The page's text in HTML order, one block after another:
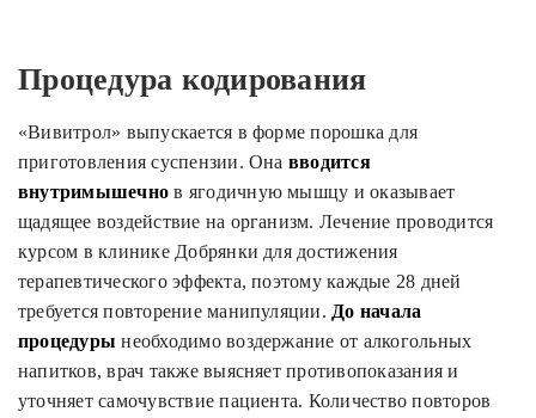
Процедура кодирования
«Вивитрол» выпускается в форме порошка для
приготовления суспензии. Она вводится
внутримышечно в ягодичную мышцу и оказывает
щадящее воздействие на организм. Лечение проводится
курсом в клинике Добрянки для достижения
терапевтического эффекта, поэтому каждые 28 дней
требуется повторение манипуляции. До начала
процедуры необходимо воздержание от алкогольных
напитков, врач также выясняет противопоказания и
уточняет самочувствие пациента. Количество повторов